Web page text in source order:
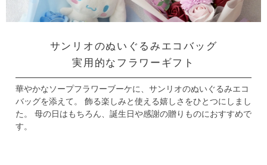
サンリオのぬいぐるみエコバッグ
実用的なフラワーギフト
華やかなソープフラワーブーケに、サンリオのぬいぐるみエコ
バッグを添えて。
飾る楽しみと使える嬉しさをひとつにしまし
た。
母の日はもちろん、誕生日や感謝の贈りものにおすすめで
す。